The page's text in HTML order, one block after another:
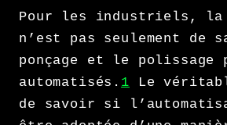
Pour les industriels, la
n’est pas seulement de
ponçage et le polissage
automatisés. 1 Le
de savoir si